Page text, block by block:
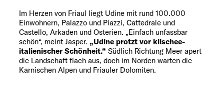
Im Herzen von Friaul liegt Udine mit rund 100.000
Einwohnern, Palazzo und Piazzi, Cattedrale und
Castello, Arkaden und Osterien. „Einfach unfassbar
schön“, meint Jasper. „Udine protzt vor klischee-
italienischer Schönheit.“ Südlich Richtung Meer apert
die Landschaft flach aus, doch im Norden warten die
Karnischen Alpen und Friauler Dolomiten.